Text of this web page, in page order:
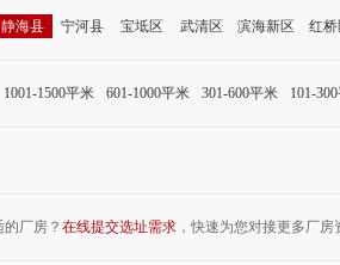
静海县 宁河县 宝坻区 武清区 滨海新区 红桥
1001-1500平米 601-1000平米 301-600平米 101-
厂房？ 在线提交选址需求 ，快速为您对接更多厂房